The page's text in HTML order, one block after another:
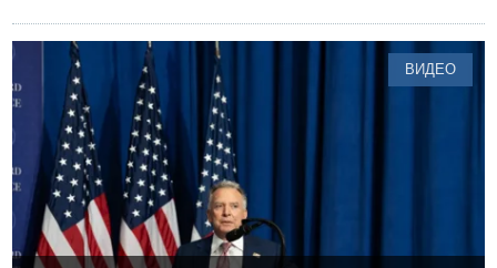
эти атаки ЦАХАЛ атаковал в Южном Ливане.
ВИДЕО